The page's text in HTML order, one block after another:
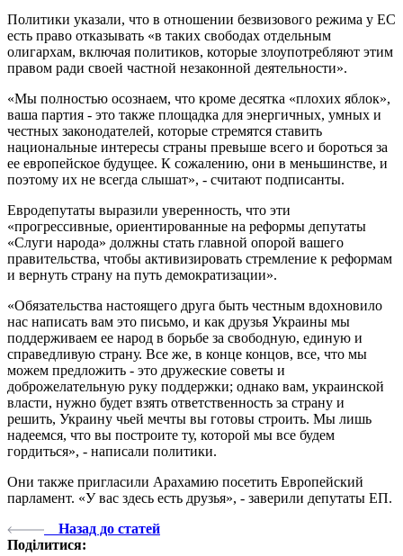
Политики указали, что в отношении безвизового режима у ЕС
есть право отказывать «в таких свободах отдельным
олигархам, включая политиков, которые злоупотребляют этим
правом ради своей частной незаконной деятельности».
«Мы полностью осознаем, что кроме десятка «плохих яблок»,
ваша партия - это также площадка для энергичных, умных и
честных законодателей, которые стремятся ставить
национальные интересы страны превыше всего и бороться за
ее европейское будущее. К сожалению, они в меньшинстве, и
поэтому их не всегда слышат», - считают подписанты.
Евродепутаты выразили уверенность, что эти
«прогрессивные, ориентированные на реформы депутаты
«Слуги народа» должны стать главной опорой вашего
правительства, чтобы активизировать стремление к реформам
и вернуть страну на путь демократизации».
«Обязательства настоящего друга быть честным вдохновило
нас написать вам это письмо, и как друзья Украины мы
поддерживаем ее народ в борьбе за свободную, единую и
справедливую страну. Все же, в конце концов, все, что мы
можем предложить - это дружеские советы и
доброжелательную руку поддержки; однако вам, украинской
власти, нужно будет взять ответственность за страну и
решить, Украину чьей мечты вы готовы строить. Мы лишь
надеемся, что вы построите ту, которой мы все будем
гордиться», - написали политики.
Они также пригласили Арахамию посетить Европейский
парламент. «У вас здесь есть друзья», - заверили депутаты ЕП.
Назад до статей
Поділитися: